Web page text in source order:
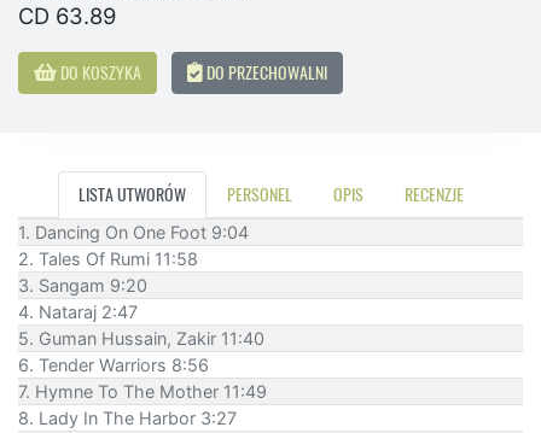
CD 63.89
DO KOSZYKA DO PRZECHOWALNI
LISTA UTWORÓW PERSONEL OPIS RECENZJE
1. Dancing On One Foot 9:04
2. Tales Of Rumi 11:58
3. Sangam 9:20
4. Nataraj 2:47
5. Guman Hussain, Zakir 11:40
6. Tender Warriors 8:56
7. Hymne To The Mother 11:49
8. Lady In The Harbor 3:27